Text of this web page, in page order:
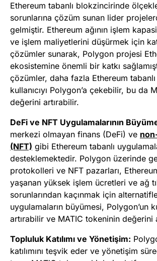
Ethereum tabanlı blokzincirinde
sorunlarına çözüm sunan lider
gelmiştir. Ethereum ağının işlem
ve işlem maliyetlerini düşürmek için
çözümler sunarak, Polygon projesi
ekosistemine önemli bir katkı
çözümler, daha fazla Ethereum
kullanıcıyı Polygon’a çekebilir, bu da
değerini artırabilir.
DeFi ve NFT Uygulamalarının
merkezi olmayan finans (DeFi) ve
(NFT) gibi Ethereum tabanlı
desteklemektedir. Polygon üzerinde
protokolleri ve NFT pazarları,
yaşanan yüksek işlem ücretleri ve ağ
sorunlarından kaçınmak için
uygulamaların büyümesi, Polygon’un
artırabilir ve MATIC tokeninin değerini
Topluluk Katılımı ve Yönetişim:
katılımını teşvik eder ve yönetişim